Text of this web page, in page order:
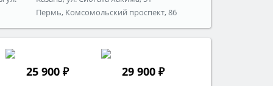
25 900 ₽ 29 900 ₽
Пермь, Комсомольский проспект, 86